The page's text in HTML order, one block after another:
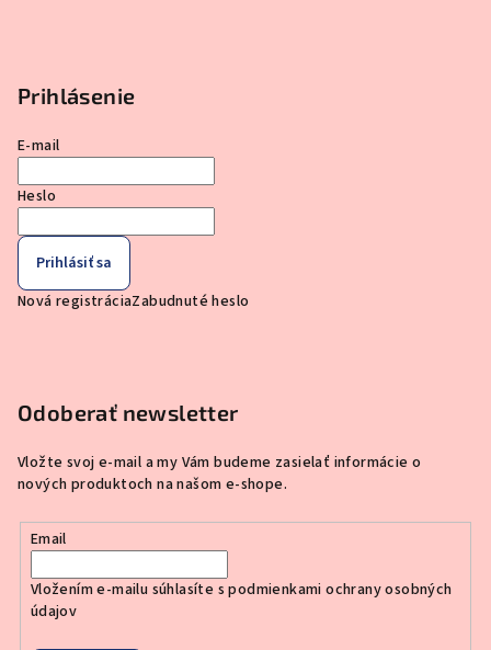
Prihlásenie
E-mail
Heslo
Prihlásiť sa
Nová registráciaZabudnuté heslo
Odoberať newsletter
Vložte svoj e-mail a my Vám budeme zasielať informácie o
nových produktoch na našom e-shope.
Email
Vložením e-mailu súhlasíte spodmienkami ochrany osobných
údajov